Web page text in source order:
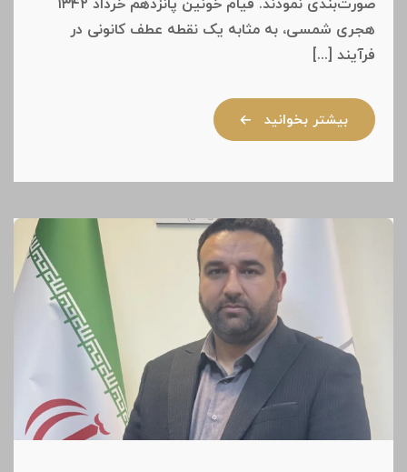
صورت‌بندی نمودند. قیام خونین پانزدهم خرداد ۱۳۴۲
هجری شمسی، به مثابه یک نقطه عطف کانونی در
فرآیند [...]
بیشتر بخوانید